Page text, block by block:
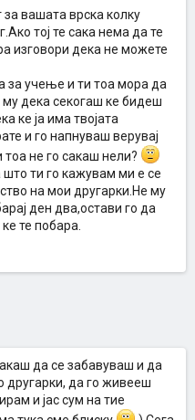
или пак пред неговите
малку од неговата нежност
период во врската...незнам
треба да направам...
за вашата врска колку
тој те сака нема да те
изговори дека не можете
за учење и ти тоа мора да
дека секогаш ке бидеш
ке ја има твојата
и го напнуваш верувај
тоа не го сакаш нели?
ти го кажувам ми е се
на мои другарки.Не му
ден два,остави го да
те побара.
да се забавуваш и да
другарки, да го живееш
и јас сум на тие